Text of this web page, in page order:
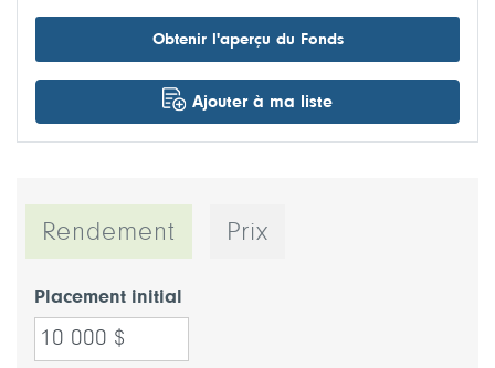
Obtenir l'aperçu du Fonds
Ajouter à ma liste
Rendement Prix
Placement initial